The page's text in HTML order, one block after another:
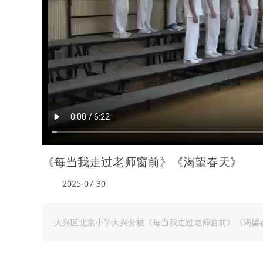
《每当我走过老师窗前》《渴望春天》
2025-07-30
大兴区北京小学大兴分校《每当我走过老师窗前》《渴望